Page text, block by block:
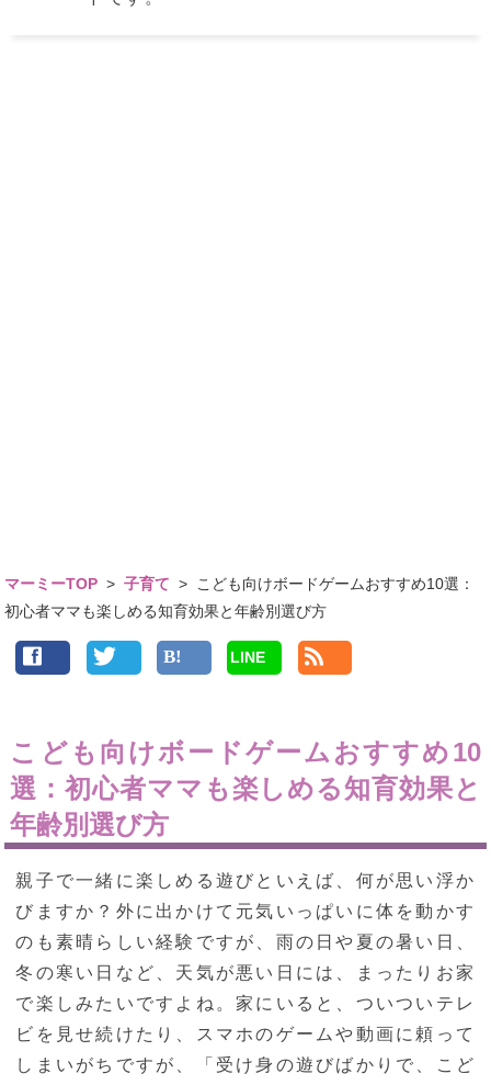
マーミーTOP >子育て > こども向けボードゲームおすすめ10選：
初心者ママも楽しめる知育効果と年齢別選び方
LINE
こども向けボードゲームおすすめ10
選：初心者ママも楽しめる知育効果と
年齢別選び方
親子で一緒に楽しめる遊びといえば、何が思い浮か
びますか？外に出かけて元気いっぱいに体を動かす
のも素晴らしい経験ですが、雨の日や夏の暑い日、
冬の寒い日など、天気が悪い日には、まったりお家
で楽しみたいですよね。家にいると、ついついテレ
ビを見せ続けたり、スマホのゲームや動画に頼って
しまいがちですが、「受け身の遊びばかりで、こど